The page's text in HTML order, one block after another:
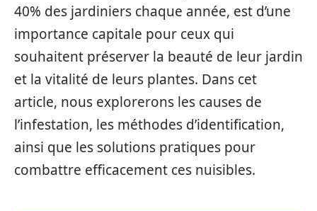
40% des jardiniers chaque année, est d’une
importance capitale pour ceux qui
souhaitent préserver la beauté de leur jardin
et la vitalité de leurs plantes. Dans cet
article, nous explorerons les causes de
l’infestation, les méthodes d’identification,
ainsi que les solutions pratiques pour
combattre efficacement ces nuisibles.